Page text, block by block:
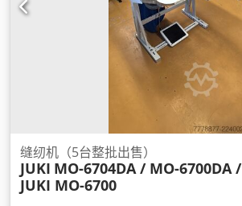
缝纫机（5台整批出售）
JUKI MO-6704DA / MO-6700DA /
JUKI MO-6700